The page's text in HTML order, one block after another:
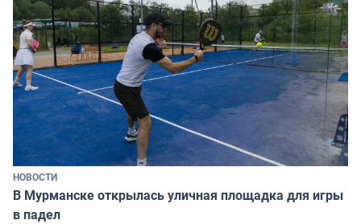
НОВОСТИ
В Мурманске открылась уличная площадка для игры
в падел